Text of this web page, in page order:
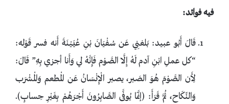
فيه فوائد:
قَالَ أَبُو عبيد: بَلغنِي عَن سُفْيَانَ بْنِ عُيَيْنَةَ أَنه فسر قَوْله:
“كل عملِ ابْنِ آدم لَهُ إِلَّا الصَّوْم فَإِنَّهُ لي وَأَنا أجزي بِهِ” قَالَ:
لِأَن الصَّوْمَ هُوَ الصَبر، يصبر الْإِنْسَانُ عَن الْمطعم وَالْمشْرَب
وَالنِّكَاح، ثُمَّ قَرَأَ: (إنَّمَا يُوفَّى الصَّابِرُونَ أَجْرَهُمْ بِغَيْرِ حِسابٍ).